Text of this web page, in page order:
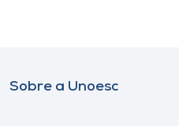
Sobre a Unoesc